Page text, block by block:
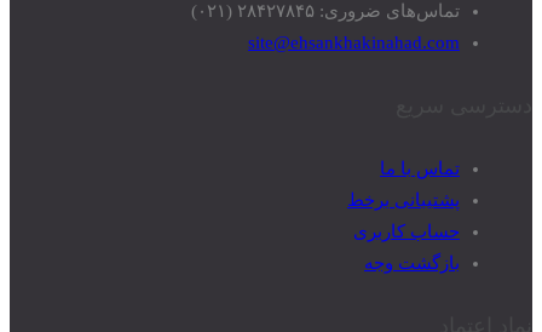
تماس‌های ضروری: ۲۸۴۲۷۸۴۵ (۰۲۱)
site@ehsankhakinahad.com
تماس با ما
پشتیبانی برخط
حساب کاربری
بازگشت وجه